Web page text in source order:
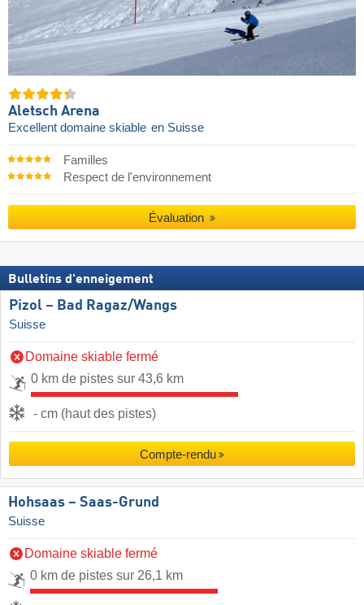
Aletsch Arena
Excellent domaine skiable en Suisse
Familles
Respect de l'environnement
Évaluation
Bulletins d'enneigement
Pizol – Bad Ragaz/​Wangs
Suisse
Domaine skiable fermé
0 km de pistes sur 43,6 km
- cm (haut des pistes)
Compte-rendu
Hohsaas – Saas-Grund
Suisse
Domaine skiable fermé
0 km de pistes sur 26,1 km